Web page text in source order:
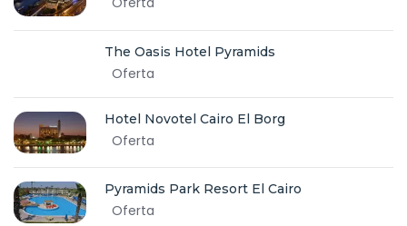
The Oasis Hotel Pyramids
Oferta
Hotel Novotel Cairo El Borg
Oferta
Pyramids Park Resort El Cairo
Oferta